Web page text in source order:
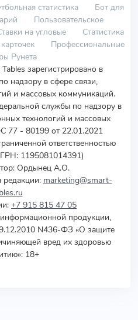
статистика
Бот для
Пользовательское
на угловые
Статистика
Профессиональные
Рунета
зарегистрировано в
надзору в сфере связи,
и массовых коммуникаций.
службы по надзору в
технологий и массовых
- 80199 от 22.01.2021
ответственностью
1195081014391)
Ордынец А.О.
редакции: marketing@smart-
+7 915 815 47 05
продукции,
N436-ФЗ «О защите
вред их здоровью
18+